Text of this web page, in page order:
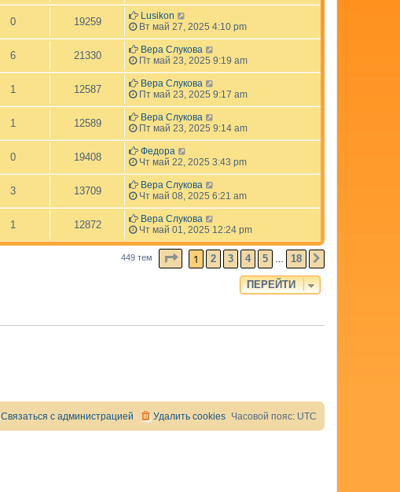
0 19259
Lusikon
Вт май 27, 2025 4:10 pm
6 21330
Вера Слукова
Пт май 23, 2025 9:19 am
1 12587
Вера Слукова
Пт май 23, 2025 9:17 am
1 12589
Вера Слукова
Пт май 23, 2025 9:14 am
0 19408
Федора
Чт май 22, 2025 3:43 pm
3 13709
Вера Слукова
Чт май 08, 2025 6:21 am
1 12872
Вера Слукова
Чт май 01, 2025 12:24 pm
449 тем СТРАНИЦА ИЗ 18
1 2 3 4 5 18
ПЕРЕЙТИ
Часовой пояс: UTC
Удалить cookies
Связаться с администрацией